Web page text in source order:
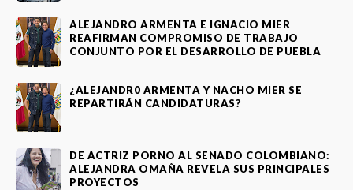
ALEJANDRO ARMENTA E IGNACIO MIER
REAFIRMAN COMPROMISO DE TRABAJO
CONJUNTO POR EL DESARROLLO DE PUEBLA
¿ALEJANDR0 ARMENTA Y NACHO MIER SE
REPARTIRÁN CANDIDATURAS?
DE ACTRIZ PORNO AL SENADO COLOMBIANO:
ALEJANDRA OMAÑA REVELA SUS PRINCIPALES
PROYECTOS